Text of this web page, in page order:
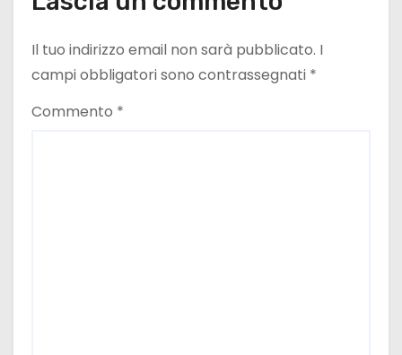
Il tuo indirizzo email non sarà pubblicato. I
campi obbligatori sono contrassegnati *
Commento *